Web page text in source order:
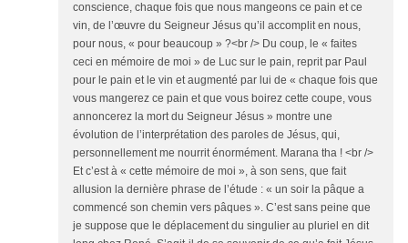
conscience, chaque fois que nous mangeons ce pain et ce
vin, de l’œuvre du Seigneur Jésus qu’il accomplit en nous,
pour nous, « pour beaucoup » ?<br /> Du coup, le « faites
ceci en mémoire de moi » de Luc sur le pain, reprit par Paul
pour le pain et le vin et augmenté par lui de « chaque fois que
vous mangerez ce pain et que vous boirez cette coupe, vous
annoncerez la mort du Seigneur Jésus » montre une
évolution de l’interprétation des paroles de Jésus, qui,
personnellement me nourrit énormément. Marana tha ! <br />
Et c’est à « cette mémoire de moi », à son sens, que fait
allusion la dernière phrase de l’étude : « un soir la pâque a
commencé son chemin vers pâques ». C’est sans peine que
je suppose que le déplacement du singulier au pluriel en dit